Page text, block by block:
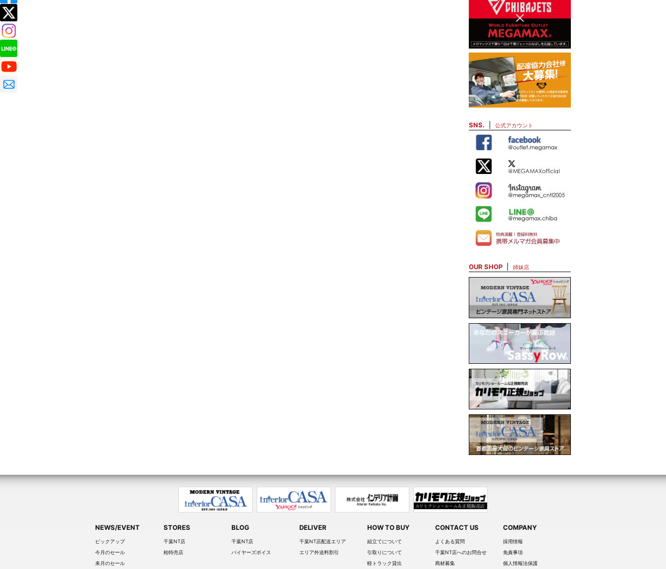
SNS. 公式アカウント
OUR SHOP 姉妹店
NEWS/EVENT
ピックアップ
今月のセール
来月のセール
STORES
千葉NT店
柏特売店
BLOG
千葉NT店
バイヤーズボイス
DELIVER
千葉NT店配送エリア
エリア外送料割引
HOW TO BUY
組立てについて
引取りについて
軽トラック貸出
CONTACT US
よくある質問
千葉NT店へのお問合せ
商材募集
COMPANY
採用情報
免責事項
個人情報法保護